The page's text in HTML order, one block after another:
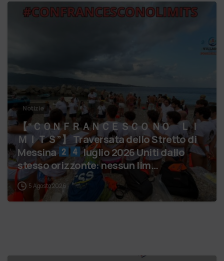
Notizie
【 “ＣＯＮＦＲＡＮＣＥＳＣＯ ＮＯ ＬＩ
ＭＩＴＳ”】 Traversata dello Stretto di
Messina
luglio 2026 Uniti dallo
stesso orizzonte: nessun lim…
5 Agosto 2026